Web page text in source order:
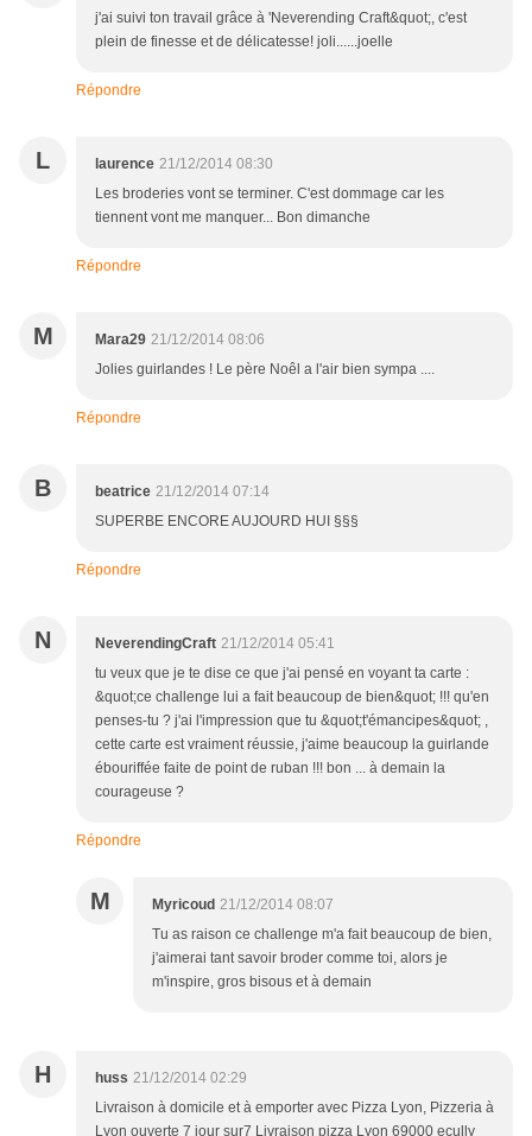
j'ai suivi ton travail grâce à 'Neverending Craft&quot;, c'est
plein de finesse et de délicatesse! joli......joelle
Répondre
L laurence 21/12/2014 08:30
Les broderies vont se terminer. C'est dommage car les
tiennent vont me manquer... Bon dimanche
Répondre
M Mara29 21/12/2014 08:06
Jolies guirlandes ! Le père Noêl a l'air bien sympa ....
Répondre
B beatrice 21/12/2014 07:14
SUPERBE ENCORE AUJOURD HUI §§§
Répondre
N NeverendingCraft 21/12/2014 05:41
tu veux que je te dise ce que j'ai pensé en voyant ta carte :
&quot;ce challenge lui a fait beaucoup de bien&quot; !!! qu'en
penses-tu ? j'ai l'impression que tu &quot;t'émancipes&quot; ,
cette carte est vraiment réussie, j'aime beaucoup la guirlande
ébouriffée faite de point de ruban !!! bon ... à demain la
courageuse ?
Répondre
M Myricoud 21/12/2014 08:07
Tu as raison ce challenge m'a fait beaucoup de bien,
j'aimerai tant savoir broder comme toi, alors je
m'inspire, gros bisous et à demain
H huss 21/12/2014 02:29
Livraison à domicile et à emporter avec Pizza Lyon, Pizzeria à
Lyon ouverte 7 jour sur7 Livraison pizza Lyon 69000 ecully